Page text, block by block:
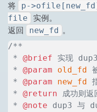
将
p-
file
实例。
返回
new_fd 。
/**
* @brief 实现
* @param old_fd
* @param new_fd
* @return 成功则
* @note dup3 与